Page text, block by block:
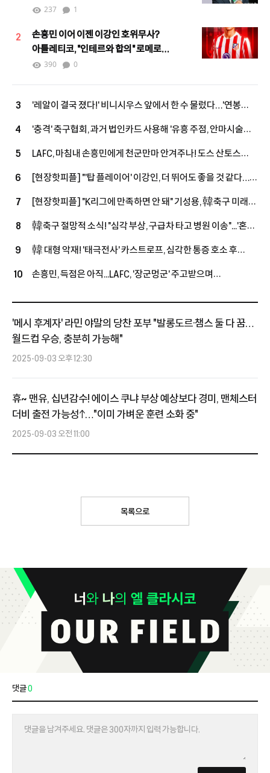
힘을 모으며 달라지고 있어"
237 1
2
손흥민 이어 이젠 이강인 호위무사?
아틀레티코, "인테르와 합의" 로메로
하이재킹 노린다!
390 0
3
'레알이 결국 졌다!' 비니시우스 앞에서 한 수 물렀다…'연봉
4
'충격' 축구협회, 과거 법인카드 사용해 '유흥 주점, 안마시술소,
5
LAFC, 마침내 손흥민에게 천군만마 안겨주나! 도스 산토스
+3명 정리, 슈퍼스타 영입할까
6
[현장핫피플] "'탑 플레이어' 이강인, 더 뛰어도 좋을 것 같다…
'호평'
7
[현장핫피플] "K리그에 만족하면 안 돼" 기성용, 韓축구 미래
8
韓축구 절망적 소식! "심각 부상, 구급차 타고 병원 이송"...'혼혈
9
韓 대형 악재! '태극전사' 카스트로프, 심각한 통증 호소 후
10
손흥민, 득점은 아직...LAFC, '장군멍군' 주고받으며
'메시 후계자' 라민 야말의 당찬 포부 "발롱도르·챔스 둘 다 꿈…
월드컵 우승, 충분히 가능해"
2025-09-03 오후 12:30
휴~ 맨유, 십년감수! 에이스 쿠냐 부상 예상보다 경미, 맨체스터
더비 출전 가능성↑…"이미 가벼운 훈련 소화 중"
2025-09-03 오전 11:00
목록으로
댓글0